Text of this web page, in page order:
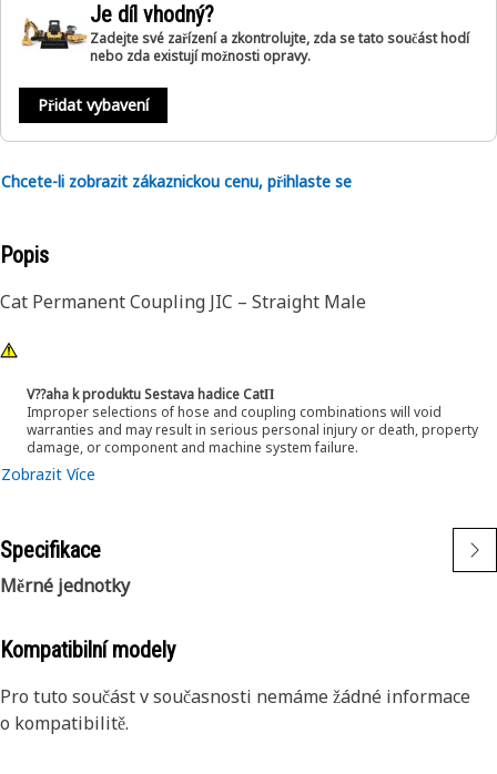
Je díl vhodný?
Zadejte své zařízení a zkontrolujte, zda se tato součást hodí
nebo zda existují možnosti opravy.
Přidat vybavení
Chcete-li zobrazit zákaznickou cenu, přihlaste se
Popis
Cat Permanent Coupling JIC – Straight Male
V??aha k produktu Sestava hadice CatΠ
Improper selections of hose and coupling combinations will void
warranties and may result in serious personal injury or death, property
damage, or component and machine system failure.
Zobrazit Více
Specifikace
Měrné jednotky
Kompatibilní modely
Pro tuto součást v současnosti nemáme žádné informace
o kompatibilitě.